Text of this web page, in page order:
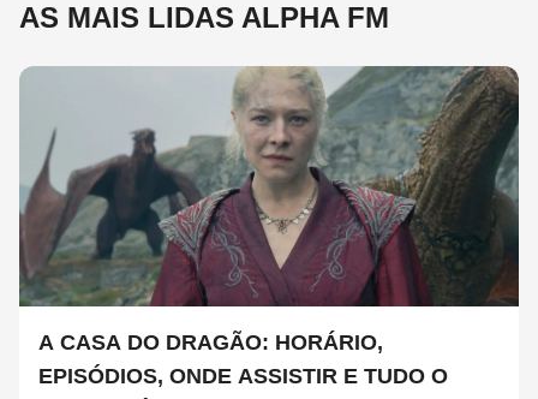
AS MAIS LIDAS ALPHA FM
A CASA DO DRAGÃO: HORÁRIO,
EPISÓDIOS, ONDE ASSISTIR E TUDO O